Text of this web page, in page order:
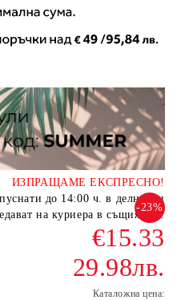
ИЗПРАЩАМЕ ЕКСПРЕСНО!
до 14:00 ч. в делничен
на куриера в същия ден.
-23%
€15.33
29.98лв.
Каталожна цена: